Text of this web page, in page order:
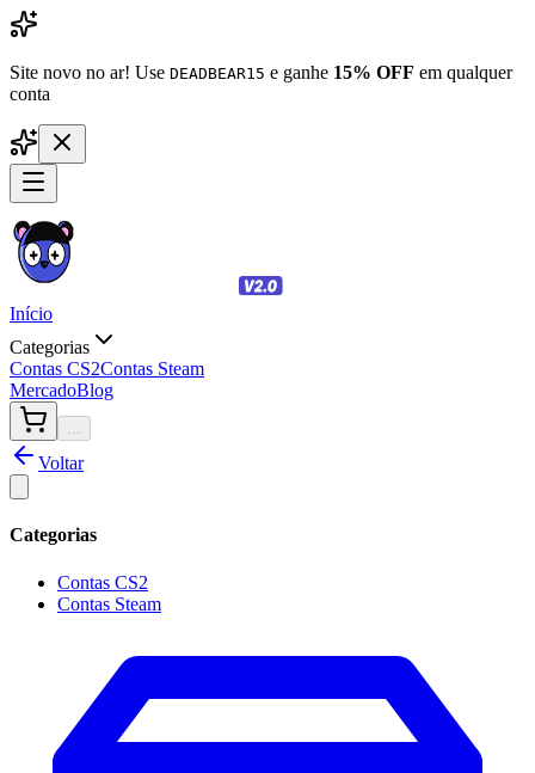
Site novo no ar! Use DEADBEAR15 e ganhe 15% OFF em qualquer
conta
Início
Categorias
Contas CS2Contas Steam
MercadoBlog
...
Voltar
Categorias
Contas CS2
Contas Steam